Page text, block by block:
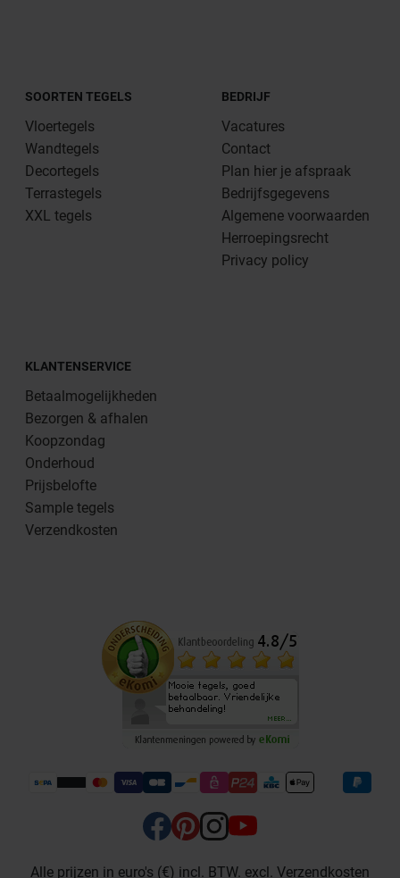
SOORTEN TEGELS
Vloertegels
Wandtegels
Decortegels
Terrastegels
XXL tegels
BEDRIJF
Vacatures
Contact
Plan hier je afspraak
Bedrijfsgegevens
Algemene voorwaarden
Herroepingsrecht
Privacy policy
KLANTENSERVICE
Betaalmogelijkheden
Bezorgen & afhalen
Koopzondag
Onderhoud
Prijsbelofte
Sample tegels
Verzendkosten
Alle prijzen in euro's (€) incl. BTW. excl. Verzendkosten